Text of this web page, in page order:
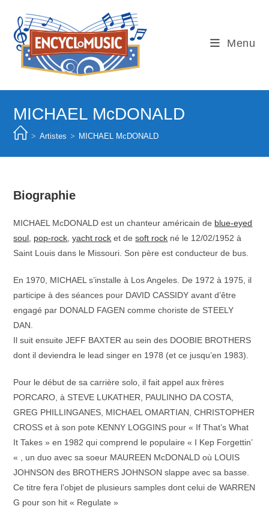
content
Menu
MICHAEL McDONALD
> Artistes > MICHAEL McDONALD
Biographie
MICHAEL McDONALD est un chanteur américain de blue-eyed
soul pop-rock ,yacht rock et desoft rock né le 12/02/1952 à
Saint Louis dans le Missouri. Son père est conducteur de bus.
En 1970, MICHAEL s’installe à Los Angeles. De 1972 à 1975, il
participe à des séances pour DAVID CASSIDY avant d’être
engagé par DONALD FAGEN comme choriste de STEELY
DAN.
Il suit ensuite JEFF BAXTER au sein des DOOBIE BROTHERS
dont il deviendra le lead singer en 1978 (et ce jusqu’en 1983).
Pour le début de sa carrière solo, il fait appel aux frères
PORCARO, à STEVE LUKATHER, PAULINHO DA COSTA,
GREG PHILLINGANES, MICHAEL OMARTIAN, CHRISTOPHER
CROSS et à son pote KENNY LOGGINS pour « If That’s What
It Takes » en 1982 qui comprend le populaire « I Kep Forgettin’
« , un duo avec sa soeur MAUREEN McDONALD où LOUIS
JOHNSON des BROTHERS JOHNSON slappe avec sa basse.
Ce titre fera l’objet de plusieurs samples dont celui de WARREN
G pour son hit « Regulate »